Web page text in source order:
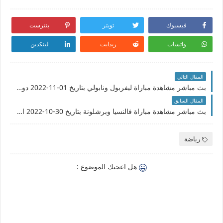
فيسبوك تويتر بنترست
واتساب ريدايت لينكدين
المقال التالي
بث مباشر مشاهدة مباراة ليفربول ونابولي بتاريخ 01-11-2022 دوري أبطال أوروبا
المقال السابق
بث مباشر مشاهدة مباراة فالنسيا وبرشلونة بتاريخ 30-10-2022 الدوري الاسباني
رياضة
هل اعجبك الموضوع :